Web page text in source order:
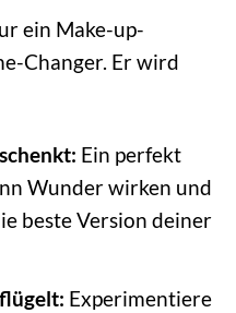
ein Make-up-
Changer. Er wird
Ein perfekt
Wunder wirken und
beste Version deiner
Experimentiere